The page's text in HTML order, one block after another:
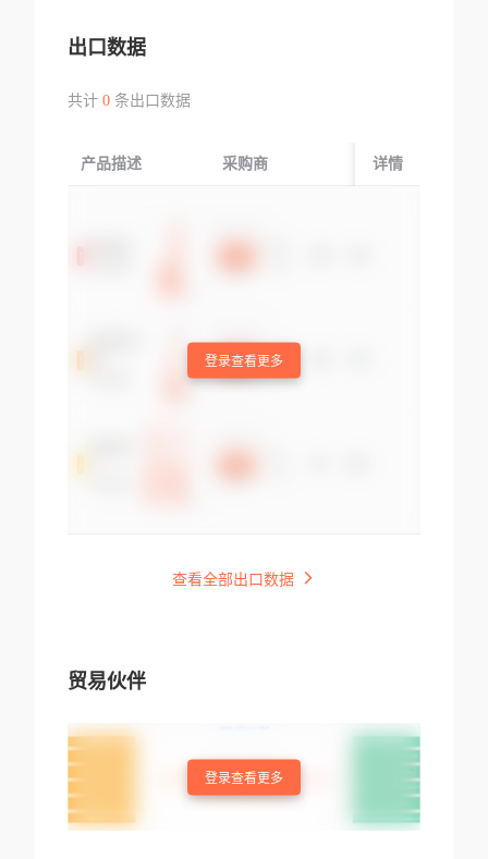
出口数据
共计 0条出口数据
产品描述 采购商 起运国/地区
详情
登录查看更多
查看全部出口数据
贸易伙伴
登录查看更多